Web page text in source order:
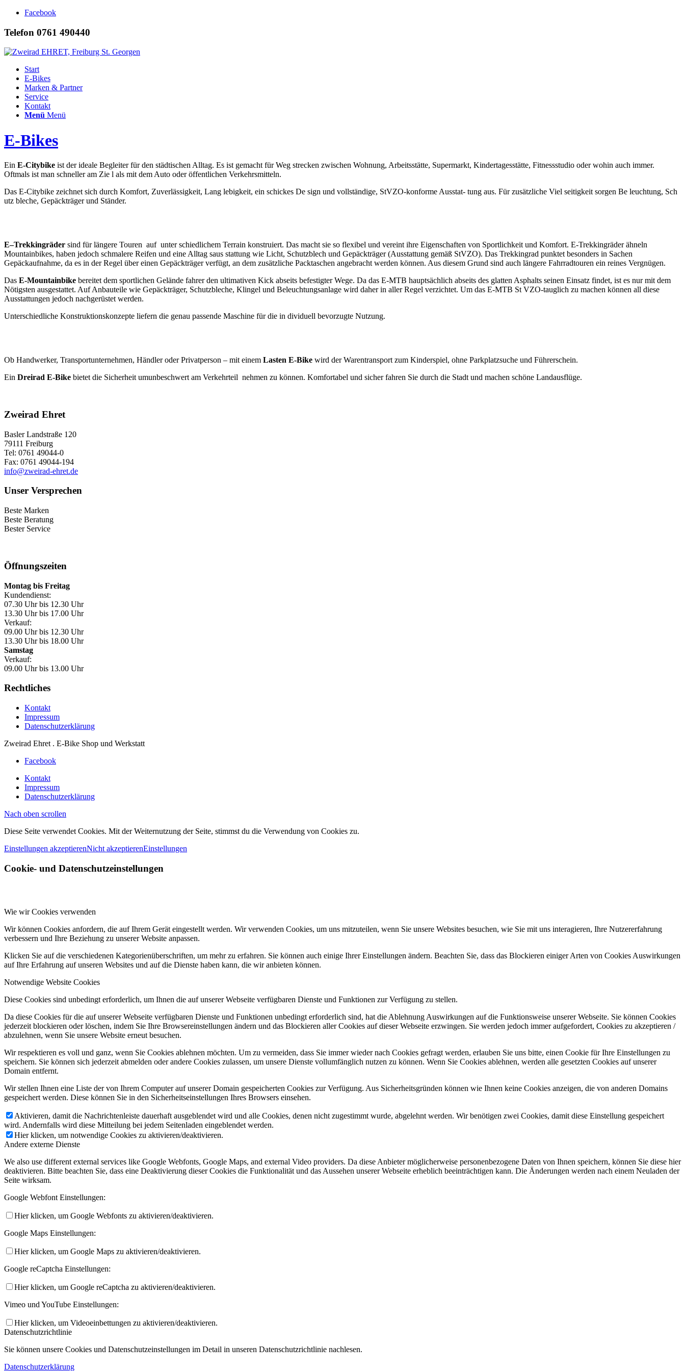
Facebook
Telefon 0761 490440
Start
E-Bikes
Marken & Partner
Service
Kontakt
Menü Menü
E-Bikes
Ein E-Citybike ist der ideale Begleiter für den städtischen Alltag. Es ist gemacht für Weg­ strecken zwischen Wohnung, Arbeitsstätte, Supermarkt, Kin­dertagesstätte, Fitnessstudio oder wohin auch immer.
Oftmals ist man schneller am Zie l als mit dem Auto oder öffentli­chen Verkehrsmitteln.
Das E-Citybike zeichnet sich durch Komfort, Zuverlässigkeit, Lang lebigkeit, ein schickes De­ sign und vollständige, StVZO-konforme Ausstat- tung aus. Für zusätzliche Viel­ seitigkeit sorgen Be­ leuchtung, Sch
utz­ bleche, Gepäckträger und Ständer.
E–Trekkingräder sind für längere Touren auf unter­ schiedlichem Terrain konstru­iert. Das macht sie so flexibel und vereint ihre Eigenschaften von Sportlichkeit und Komfort. E-Trekkingräder ähneln
Mountainbikes, haben jedoch schmalere Reifen und eine Alltag saus­ stattung wie Licht, Schutzblech und Gepäckträger (Ausstattung gemäß StVZO). Das Trekkingrad punktet besonders in Sachen
Gepäckaufnahme, da es in der Regel über einen Gepäckträger verfügt, an dem zusätzliche Packtaschen angebracht wer­den können. Aus diesem Grund sind auch längere Fahrradtouren ein reines Vergnügen.
Das E-Mountainbike bereitet dem sportlichen Gelände­ fahrer den ultimativen Kick ab­seits befestigter Wege. Da das E-MTB hauptsächlich abseits des glatten Asphalts sei­nen Einsatz findet, ist es nur mit dem
Nötigsten ausgestattet. Auf Anbauteile wie Gepäckträ­ger, Schutzbleche, Klingel und Beleuchtungsanlage wird daher in aller Regel verzichtet. Um das E-MTB St VZO-tauglich zu machen können all diese
Ausstattungen jedoch nachge­rüstet werden.
Unterschiedliche Konstruktionskonzepte liefern die genau passende Maschine für die in­ dividuell bevorzugte Nutzung.
Ob Handwerker, Transportunternehmen, Händler oder Privatperson – mit einem Lasten E-Bike wird der Warentransport zum Kinderspiel, ohne Parkplatzsuche und Führerschein.
Ein Dreirad E-Bike bietet die Sicherheit umunbeschwert am Verkehrteil ­ nehmen zu können. Komfortabel und sicher fahren Sie durch die Stadt und ma­chen schöne Landausflüge.
Zweirad Ehret
Basler Landstraße 120
79111 Freiburg
Tel: 0761 49044-0
Fax: 0761 49044-194
info@zweirad-ehret.de
Unser Versprechen
Beste Marken
Beste Beratung
Bester Service
Öffnungszeiten
Montag bis Freitag
Kundendienst:
07.30 Uhr bis 12.30 Uhr
13.30 Uhr bis 17.00 Uhr
Verkauf:
09.00 Uhr bis 12.30 Uhr
13.30 Uhr bis 18.00 Uhr
Samstag
Verkauf:
09.00 Uhr bis 13.00 Uhr
Rechtliches
Kontakt
Impressum
Datenschutzerklärung
Zweirad Ehret . E-Bike Shop und Werkstatt
Facebook
Kontakt
Impressum
Datenschutzerklärung
Nach oben scrollen
Diese Seite verwendet Cookies. Mit der Weiternutzung der Seite, stimmst du die Verwendung von Cookies zu.
Einstellungen akzeptierenNicht akzeptierenEinstellungen
Cookie- und Datenschutzeinstellungen
Wie wir Cookies verwenden
Wir können Cookies anfordern, die auf Ihrem Gerät eingestellt werden. Wir verwenden Cookies, um uns mitzuteilen, wenn Sie unsere Websites besuchen, wie Sie mit uns interagieren, Ihre Nutzererfahrung
verbessern und Ihre Beziehung zu unserer Website anpassen.
Klicken Sie auf die verschiedenen Kategorienüberschriften, um mehr zu erfahren. Sie können auch einige Ihrer Einstellungen ändern. Beachten Sie, dass das Blockieren einiger Arten von Cookies Auswirkungen
auf Ihre Erfahrung auf unseren Websites und auf die Dienste haben kann, die wir anbieten können.
Notwendige Website Cookies
Diese Cookies sind unbedingt erforderlich, um Ihnen die auf unserer Webseite verfügbaren Dienste und Funktionen zur Verfügung zu stellen.
Da diese Cookies für die auf unserer Webseite verfügbaren Dienste und Funktionen unbedingt erforderlich sind, hat die Ablehnung Auswirkungen auf die Funktionsweise unserer Webseite. Sie können Cookies
jederzeit blockieren oder löschen, indem Sie Ihre Browsereinstellungen ändern und das Blockieren aller Cookies auf dieser Webseite erzwingen. Sie werden jedoch immer aufgefordert, Cookies zu akzeptieren /
abzulehnen, wenn Sie unsere Website erneut besuchen.
Wir respektieren es voll und ganz, wenn Sie Cookies ablehnen möchten. Um zu vermeiden, dass Sie immer wieder nach Cookies gefragt werden, erlauben Sie uns bitte, einen Cookie für Ihre Einstellungen zu
speichern. Sie können sich jederzeit abmelden oder andere Cookies zulassen, um unsere Dienste vollumfänglich nutzen zu können. Wenn Sie Cookies ablehnen, werden alle gesetzten Cookies auf unserer
Domain entfernt.
Wir stellen Ihnen eine Liste der von Ihrem Computer auf unserer Domain gespeicherten Cookies zur Verfügung. Aus Sicherheitsgründen können wie Ihnen keine Cookies anzeigen, die von anderen Domains
gespeichert werden. Diese können Sie in den Sicherheitseinstellungen Ihres Browsers einsehen.
Aktivieren, damit die Nachrichtenleiste dauerhaft ausgeblendet wird und alle Cookies, denen nicht zugestimmt wurde, abgelehnt werden. Wir benötigen zwei Cookies, damit diese Einstellung gespeichert
wird. Andernfalls wird diese Mitteilung bei jedem Seitenladen eingeblendet werden.
Hier klicken, um notwendige Cookies zu aktivieren/deaktivieren.
Andere externe Dienste
We also use different external services like Google Webfonts, Google Maps, and external Video providers. Da diese Anbieter möglicherweise personenbezogene Daten von Ihnen speichern, können Sie diese hier
deaktivieren. Bitte beachten Sie, dass eine Deaktivierung dieser Cookies die Funktionalität und das Aussehen unserer Webseite erheblich beeinträchtigen kann. Die Änderungen werden nach einem Neuladen der
Seite wirksam.
Google Webfont Einstellungen:
Hier klicken, um Google Webfonts zu aktivieren/deaktivieren.
Google Maps Einstellungen:
Hier klicken, um Google Maps zu aktivieren/deaktivieren.
Google reCaptcha Einstellungen:
Hier klicken, um Google reCaptcha zu aktivieren/deaktivieren.
Vimeo und YouTube Einstellungen:
Hier klicken, um Videoeinbettungen zu aktivieren/deaktivieren.
Datenschutzrichtlinie
Sie können unsere Cookies und Datenschutzeinstellungen im Detail in unseren Datenschutzrichtlinie nachlesen.
Datenschutzerklärung